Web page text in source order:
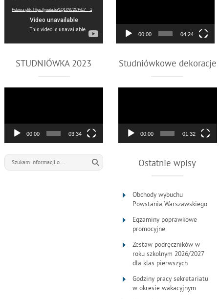
Pobierz plik: https://youtu.be/1Q1YAC2CPiE?_=1
00:00 04:24
STUDNIÓWKA 2023
00:00 03:34
Studniówkowe dekoracje
00:00 01:32
Ostatnie wpisy
Obchody wybuchu
Powstania Warszawskiego
Egzaminy poprawkowe
promocyjne
Zestaw podręczników w
roku szkolnym 2026/2027
dla klas pierwszych
Godziny pracy sekretariatu
w okresie wakacyjnym